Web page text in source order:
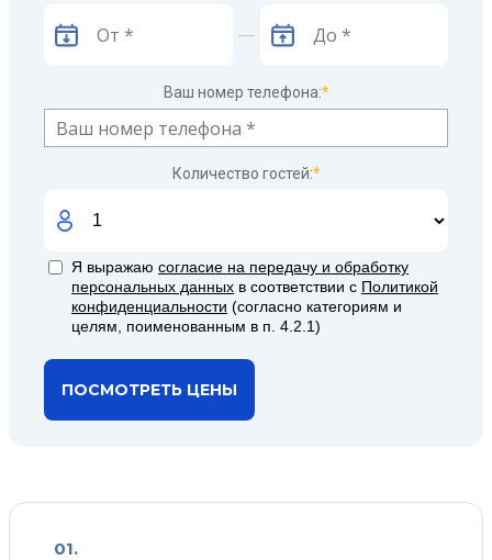
Ваш номер телефона:*
Количество гостей:*
Я выражаю согласие на передачу и обработку
персональных данных в соответствии с Политикой
конфиденциальности (согласно категориям и
целям, поименованным в п. 4.2.1)
ПОСМОТРЕТЬ ЦЕНЫ
01.